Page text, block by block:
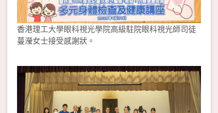
香港理工大學眼科視光學院高級駐院眼科視光師司徒
蔓瀅女士接受感謝狀。